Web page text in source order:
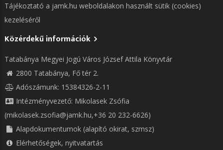
Tájékoztató a jamk.hu weboldalakon használt sütik (cookies)
kezeléséről
Közérdekű információk
Tatabánya Megyei Jogú Város József Attila Könyvtár
2800 Tatabánya, Fő tér 2.
Adószámunk: 15384326-2-11
Intézményvezető: Mikolasek Zsófia
(mikolasek.zsofia@jamk.hu,+36 20 232-6626)
Alapdokumentumok (alapító okirat, szmsz)
Elérhetőségek, nyitvatartás